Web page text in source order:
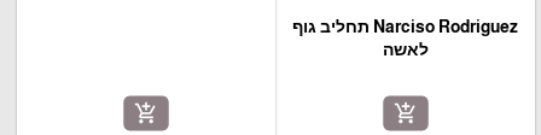
Narciso Rodriguez תחליב גוף
לאשה
add_shopping_cart
add_shopping_cart